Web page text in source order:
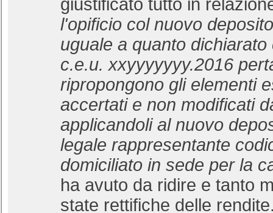
giustificato tutto in
l'opificio col nuovo
uguale a quanto
c.e.u. xxyyyyyyy.2016
ripropongono gli elementi
accertati e non modificati
applicandoli al nuovo
legale rappresentante
domiciliato in sede per la
ha avuto da ridire e tanto
state rettifiche delle